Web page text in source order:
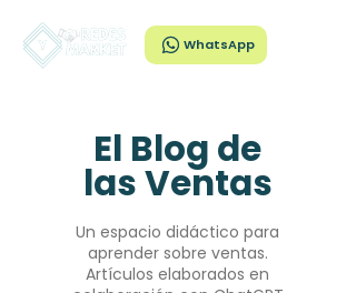
WhatsApp
El Blog de
las Ventas
Un espacio didáctico para
aprender sobre ventas.
Artículos elaborados en